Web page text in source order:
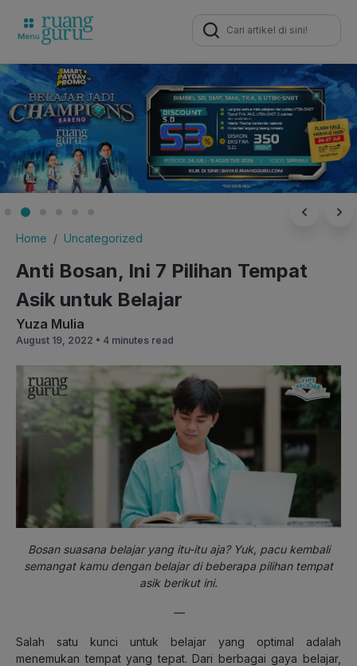
Search
for:
Home Uncategorized
Anti Bosan, Ini 7 Pilihan Tempat
Asik untuk Belajar
Yuza Mulia
August 19, 2022 • 4 minutes read
Bosan suasana belajar yang itu-itu aja? Yuk, pacu kembali
semangat kamu dengan belajar di beberapa pilihan tempat
asik berikut ini.
—
Salah satu kunci untuk belajar yang optimal adalah
menemukan tempat yang tepat. Dari berbagai gaya belajar,